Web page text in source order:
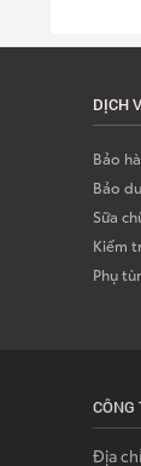
DỊCH
Bảo
Bảo
Sữa
Kiểm
Phụ
CÔNG
Địa